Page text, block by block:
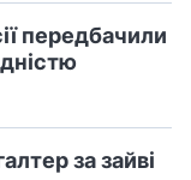
передбачили
за зайві